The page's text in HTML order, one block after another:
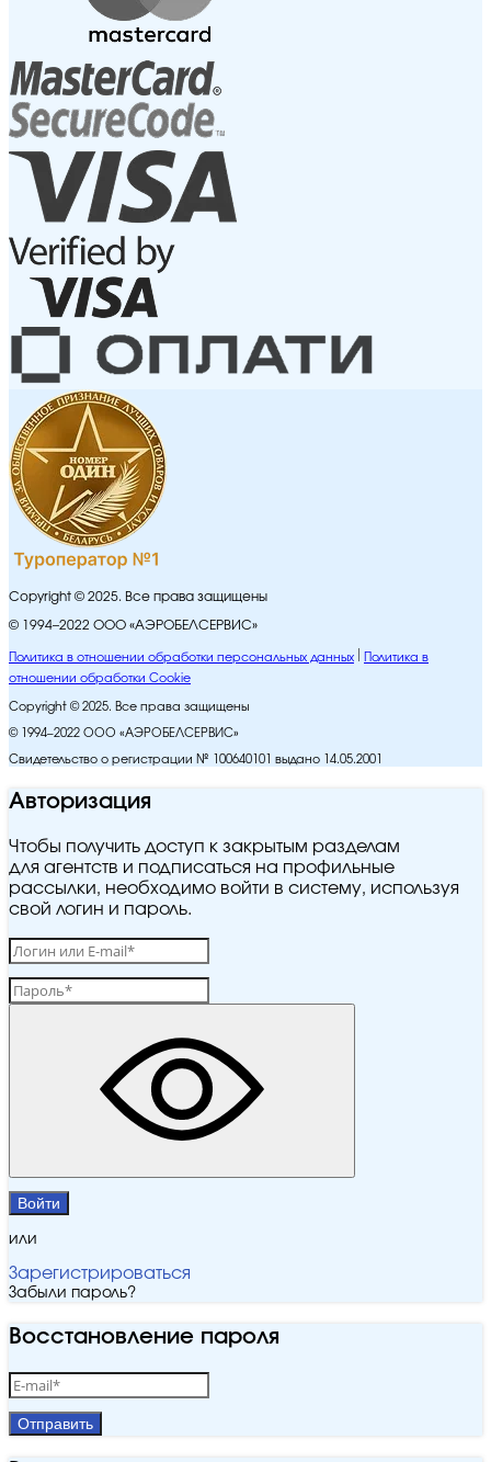
Copyright © 2025. Все права защищены
© 1994–2022 ООО «АЭРОБЕЛСЕРВИС»
Политика в отношении обработки персональных данных
Политика в
отношении обработки Cookie
Copyright © 2025. Все права защищены
© 1994–2022 ООО «АЭРОБЕЛСЕРВИС»
Свидетельство о регистрации № 100640101 выдано 14.05.2001
Авторизация
Чтобы получить доступ к закрытым разделам
для агентств и подписаться на профильные
рассылки, необходимо войти в систему, используя
свой логин и пароль.
Войти
или
Зарегистрироваться
Забыли пароль?
Восстановление пароля
Отправить